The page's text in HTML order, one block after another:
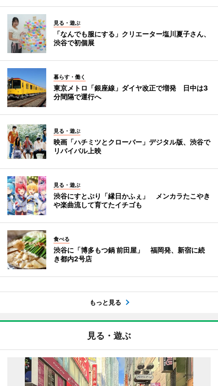
見る・遊ぶ
「なんでも服にする」クリエーター塩川夏子さん、
渋谷で初個展
暮らす・働く
東京メトロ「銀座線」ダイヤ改正で増発 日中は3
分間隔で運行へ
見る・遊ぶ
映画「ハチミツとクローバー」デジタル版、渋谷で
リバイバル上映
見る・遊ぶ
渋谷にすとぷり「縁日かふぇ」 メンカラたこやき
や楽曲流して育てたイチゴも
食べる
渋谷に「博多もつ鍋 前田屋」 福岡発、新宿に続
き都内2号店
もっと見る
見る・遊ぶ